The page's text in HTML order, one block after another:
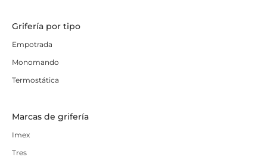
Grifería por tipo
Empotrada
Monomando
Termostática
Marcas de grifería
Imex
Tres